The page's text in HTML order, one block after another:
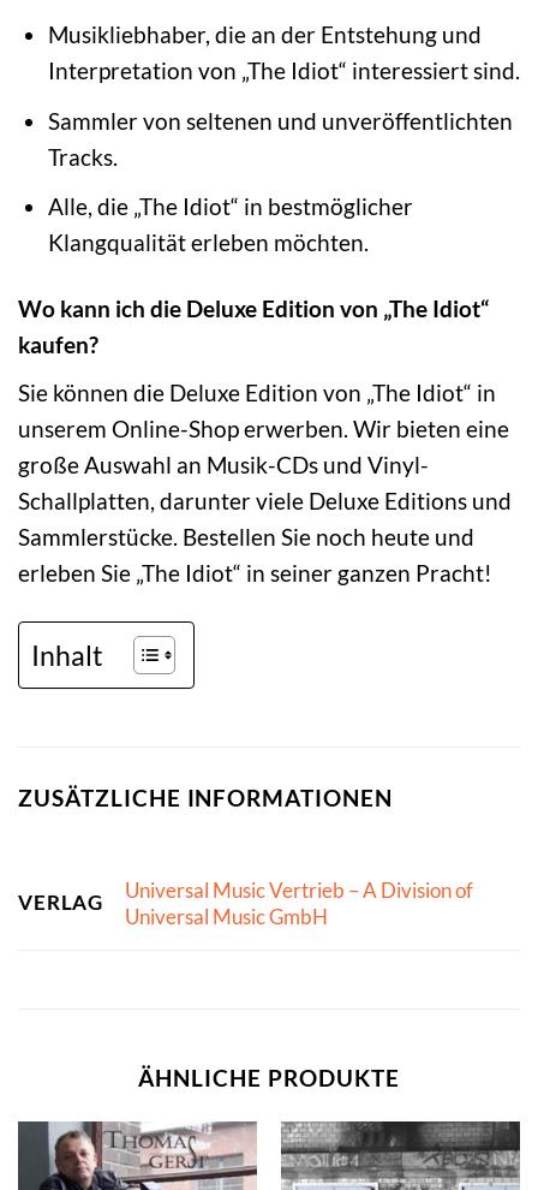
Musikliebhaber, die an der Entstehung und
Interpretation von „The Idiot“ interessiert sind.
Sammler von seltenen und unveröffentlichten
Tracks.
Alle, die „The Idiot“ in bestmöglicher
Klangqualität erleben möchten.
Wo kann ich die Deluxe Edition von „The Idiot“
kaufen?
Sie können die Deluxe Edition von „The Idiot“ in
unserem Online-Shop erwerben. Wir bieten eine
große Auswahl an Musik-CDs und Vinyl-
Schallplatten, darunter viele Deluxe Editions und
Sammlerstücke. Bestellen Sie noch heute und
erleben Sie „The Idiot“ in seiner ganzen Pracht!
Inhalt
ZUSÄTZLICHE INFORMATIONEN
VERLAG
Universal Music Vertrieb – A Division of
Universal Music GmbH
ÄHNLICHE PRODUKTE